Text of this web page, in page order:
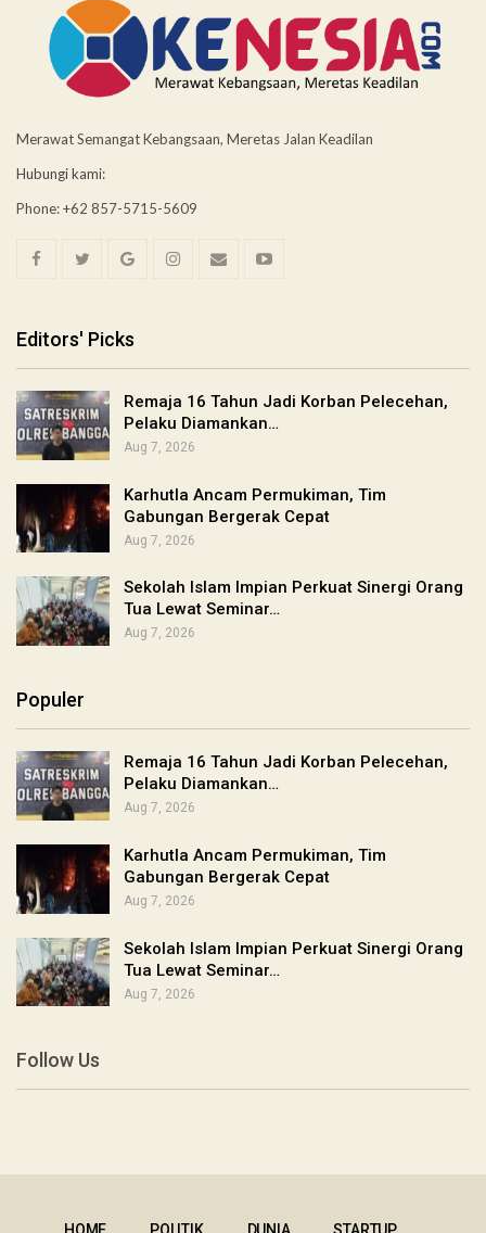
Merawat Semangat Kebangsaan, Meretas Jalan Keadilan
Hubungi kami:
Phone: +62 857-5715-5609
Editors' Picks
Remaja 16 Tahun Jadi Korban Pelecehan,
Pelaku Diamankan…
Aug 7, 2026
Karhutla Ancam Permukiman, Tim
Gabungan Bergerak Cepat
Aug 7, 2026
Sekolah Islam Impian Perkuat Sinergi Orang
Tua Lewat Seminar…
Aug 7, 2026
Populer
Remaja 16 Tahun Jadi Korban Pelecehan,
Pelaku Diamankan…
Aug 7, 2026
Karhutla Ancam Permukiman, Tim
Gabungan Bergerak Cepat
Aug 7, 2026
Sekolah Islam Impian Perkuat Sinergi Orang
Tua Lewat Seminar…
Aug 7, 2026
Follow Us